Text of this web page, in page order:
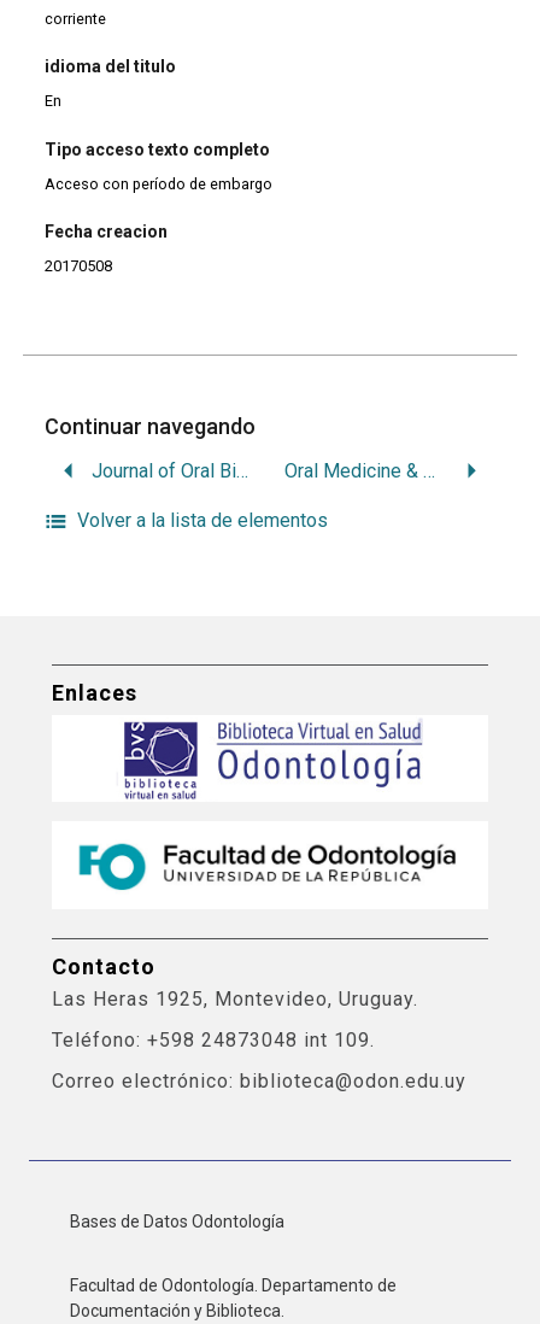
corriente
idioma del titulo
En
Tipo acceso texto completo
Acceso con período de embargo
Fecha creacion
20170508
Continuar navegando
Journal of Oral Biosciences Oral Medicine & Pathology
Volver a la lista de elementos
Enlaces
Contacto
Las Heras 1925, Montevideo, Uruguay.
Teléfono: +598 24873048 int 109.
Correo electrónico: biblioteca@odon.edu.uy
Bases de Datos Odontología
Facultad de Odontología. Departamento de
Documentación y Biblioteca.